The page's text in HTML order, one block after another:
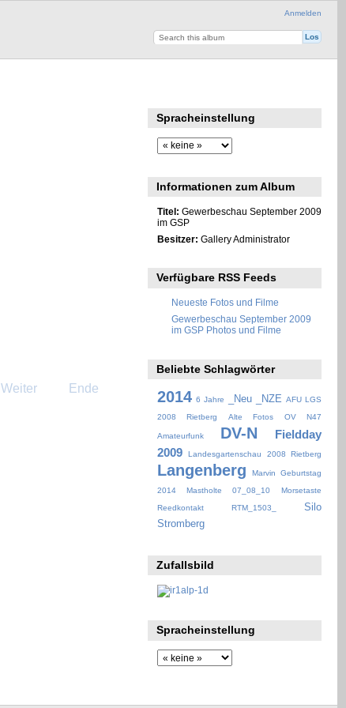
Anmelden
Weiter Ende
Spracheinstellung
Informationen zum Album
Titel: Gewerbeschau September 2009
im GSP
Besitzer: Gallery Administrator
Verfügbare RSS Feeds
Neueste Fotos und Filme
Gewerbeschau September 2009
im GSP Photos und Filme
Beliebte Schlagwörter
2014 6 Jahre _Neu _NZE AFU LGS
2008 Rietberg
Alte Fotos OV N47
Amateurfunk DV-N
Fieldday
2009
Landesgartenschau 2008 Rietberg
Langenberg
Marvin Geburtstag
2014
Mastholte 07_08_10
Morsetaste
Reedkontakt
RTM_1503_
Silo
Stromberg
Zufallsbild
Spracheinstellung